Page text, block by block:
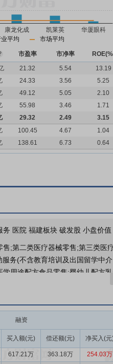
平均 市场平均
市盈率 市净率
21.32 5.54
13.19
24.33 3.56
5.25
49.12 5.05
2.10
55.98 3.46
1.71
29.32 2.49
3.15
100.45 4.67
1.04
138.61 6.73 0.64
务 医院 福建板块 破发股 小盘价
售;第二类医疗器械零售;第三类医
务(不含教育培训及出国留学中
用途配方食品零售;婴幼儿配方
科及眼视光专科。
在国家战略及政策的引导下，我
疗行业企业特别是非公医疗机
融资
买入额(元) 偿还额(元) 净买入(元
617.21万 363.18万
254.03万